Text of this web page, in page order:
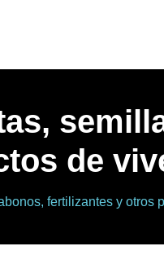
de
fertilizantes y otros